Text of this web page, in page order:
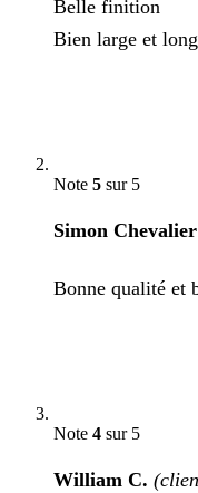
Belle finition
Bien large et
Note 5 sur 5
Simon Chevalier
Bonne qualité et
Note 4 sur 5
William C.